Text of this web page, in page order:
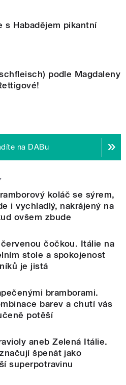
s Habadějem pikantní
podle Magdaleny
na DABu
koláč se sýrem,
i vychladlý, nakrájený na
ovšem zbude
čočkou. Itálie na
stole a spokojenost
je jistá
bramborami.
barev a chutí vás
potěší
aneb Zelená Itálie.
špenát jako
superpotravinu